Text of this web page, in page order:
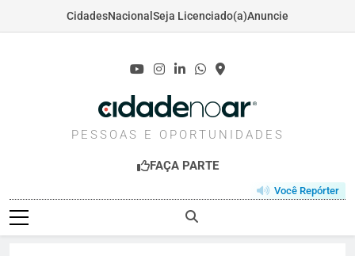
CidadesNacional Seja Licenciado(a)Anuncie
CIDADENOAR.COM
PESSOAS E OPORTUNIDADES
FAÇA PARTE
Você Repórter